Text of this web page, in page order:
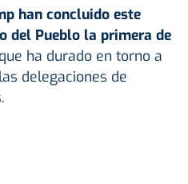
han concluido este
del Pueblo la primera de
ha durado en torno a
delegaciones de